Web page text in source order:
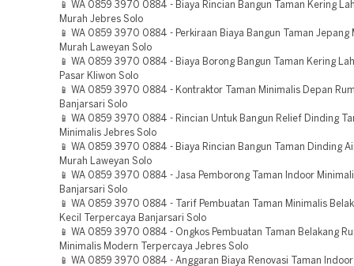
📱 WA 0859 3970 0884 - Biaya Rincian Bangun Taman Kering
Murah Jebres Solo
📱 WA 0859 3970 0884 - Perkiraan Biaya Bangun Taman Jepang
Murah Laweyan Solo
📱 WA 0859 3970 0884 - Biaya Borong Bangun Taman Kering
Pasar Kliwon Solo
📱 WA 0859 3970 0884 - Kontraktor Taman Minimalis Depan
Banjarsari Solo
📱 WA 0859 3970 0884 - Rincian Untuk Bangun Relief Dinding
Minimalis Jebres Solo
📱 WA 0859 3970 0884 - Biaya Rincian Bangun Taman Dinding
Murah Laweyan Solo
📱 WA 0859 3970 0884 - Jasa Pemborong Taman Indoor
Banjarsari Solo
📱 WA 0859 3970 0884 - Tarif Pembuatan Taman Minimalis
Kecil Terpercaya Banjarsari Solo
📱 WA 0859 3970 0884 - Ongkos Pembuatan Taman Belakang
Minimalis Modern Terpercaya Jebres Solo
📱 WA 0859 3970 0884 - Anggaran Biaya Renovasi Taman